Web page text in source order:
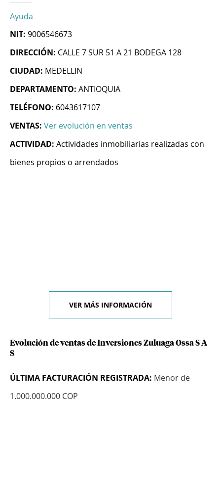
Ayuda
NIT: 9006546673
DIRECCIÓN: CALLE 7 SUR 51 A 21 BODEGA 128
CIUDAD: MEDELLIN
DEPARTAMENTO: ANTIOQUIA
TELÉFONO: 6043617107
VENTAS: Ver evolución en ventas
ACTIVIDAD: Actividades inmobiliarias realizadas con
bienes propios o arrendados
VER MÁS INFORMACIÓN
Evolución de ventas de Inversiones Zuluaga Ossa S A
S
ÚLTIMA FACTURACIÓN REGISTRADA: Menor de
1.000.000.000 COP